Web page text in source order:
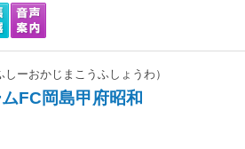
しーおかじまこうふしょうわ）
FC岡島甲府昭和